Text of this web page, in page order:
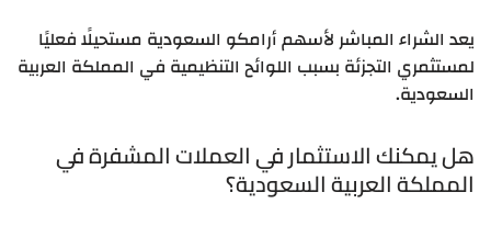
يعد الشراء المباشر لأسهم أرامكو السعودية مستحيلًا فعليًا
لمستثمري التجزئة بسبب اللوائح التنظيمية في المملكة العربية
السعودية.
هل يمكنك الاستثمار في العملات المشفرة في
المملكة العربية السعودية؟